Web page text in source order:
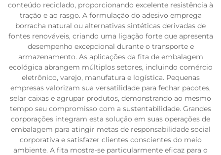
conteúdo reciclado, proporcionando excelente resistência à
tração e ao rasgo. A formulação do adesivo emprega
borracha natural ou alternativas sintéticas derivadas de
fontes renováveis, criando uma ligação forte que apresenta
desempenho excepcional durante o transporte e
armazenamento. As aplicações da fita de embalagem
ecológica abrangem múltiplos setores, incluindo comércio
eletrônico, varejo, manufatura e logística. Pequenas
empresas valorizam sua versatilidade para fechar pacotes,
selar caixas e agrupar produtos, demonstrando ao mesmo
tempo seu compromisso com a sustentabilidade. Grandes
corporações integram esta solução em suas operações de
embalagem para atingir metas de responsabilidade social
corporativa e satisfazer clientes conscientes do meio
ambiente. A fita mostra-se particularmente eficaz para o